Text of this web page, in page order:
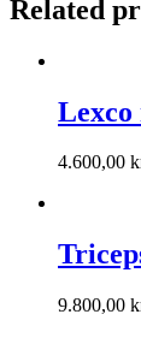
Related
Lexco
4.600,00
9.800,00